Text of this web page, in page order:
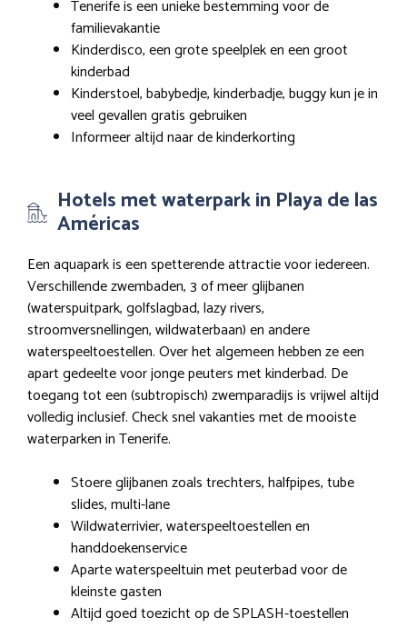
Tenerife is een unieke bestemming voor de
familievakantie
Kinderdisco, een grote speelplek en een groot
kinderbad
Kinderstoel, babybedje, kinderbadje, buggy kun je in
veel gevallen gratis gebruiken
Informeer altijd naar de kinderkorting
Hotels met waterpark in Playa de las
Américas
Een aquapark is een spetterende attractie voor iedereen.
Verschillende zwembaden, 3 of meer glijbanen
(waterspuitpark, golfslagbad, lazy rivers,
stroomversnellingen, wildwaterbaan) en andere
waterspeeltoestellen. Over het algemeen hebben ze een
apart gedeelte voor jonge peuters met kinderbad. De
toegang tot een (subtropisch) zwemparadijs is vrijwel altijd
volledig inclusief. Check snel vakanties met de mooiste
waterparken in Tenerife.
Stoere glijbanen zoals trechters, halfpipes, tube
slides, multi-lane
Wildwaterrivier, waterspeeltoestellen en
handdoekenservice
Aparte waterspeeltuin met peuterbad voor de
kleinste gasten
Altijd goed toezicht op de SPLASH-toestellen